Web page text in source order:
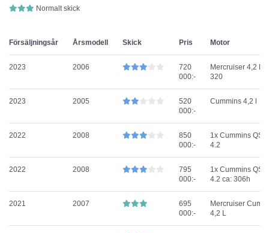
Normalt skick
Försäljningsår Årsmodell Skick Pris Motor
2023 2006
720
000:-
Mercruiser 4,2
320
2023 2005
520
000:-
Cummins 4,2 l
2022 2008
850
000:-
1x Cummins QSD
4.2
2022 2008
795
000:-
1x Cummins QSD
4.2 ca: 306h
2021 2007
695
000:-
Mercruiser
4,2 L